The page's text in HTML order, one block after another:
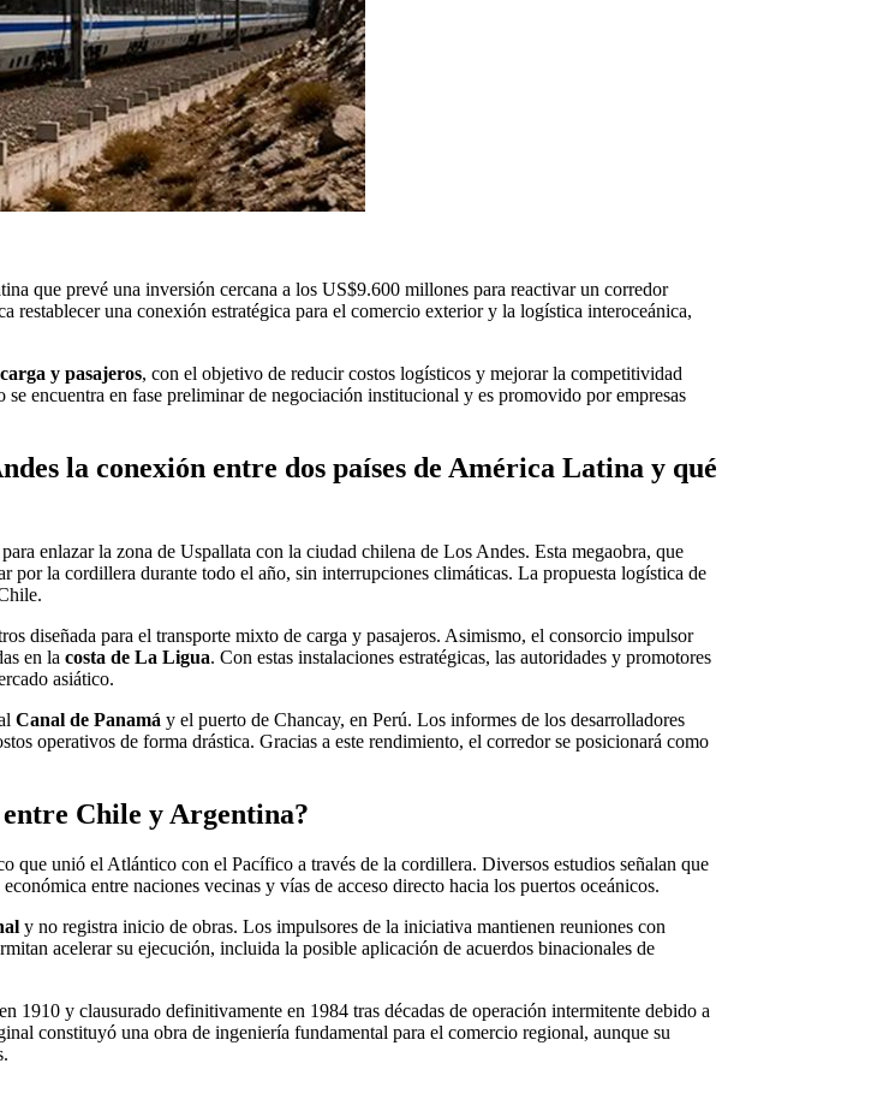
que prevé una inversión cercana a los US$9.600 millones para reactivar un corredor
restablecer una conexión estratégica para el comercio exterior y la logística interoceánica,
y pasajeros, con el objetivo de reducir costos logísticos y mejorar la competitividad
encuentra en fase preliminar de negociación institucional y es promovido por empresas
la conexión entre dos países de América Latina y qué
enlazar la zona de Uspallata con la ciudad chilena de Los Andes. Esta megaobra, que
por la cordillera durante todo el año, sin interrupciones climáticas. La propuesta logística de
diseñada para el transporte mixto de carga y pasajeros. Asimismo, el consorcio impulsor
en la costa de La Ligua. Con estas instalaciones estratégicas, las autoridades y promotores
asiático.
Canal de Panamá y el puerto de Chancay, en Perú. Los informes de los desarrolladores
operativos de forma drástica. Gracias a este rendimiento, el corredor se posicionará como
Chile y Argentina?
que unió el Atlántico con el Pacífico a través de la cordillera. Diversos estudios señalan que
entre naciones vecinas y vías de acceso directo hacia los puertos oceánicos.
y no registra inicio de obras. Los impulsores de la iniciativa mantienen reuniones con
acelerar su ejecución, incluida la posible aplicación de acuerdos binacionales de
y clausurado definitivamente en 1984 tras décadas de operación intermitente debido a
constituyó una obra de ingeniería fundamental para el comercio regional, aunque su